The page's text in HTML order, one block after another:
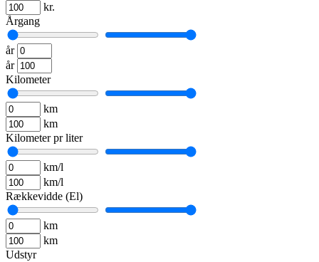
kr.
Årgang
år
år
Kilometer
km
km
Kilometer pr liter
km/l
km/l
Rækkevidde (El)
km
km
Udstyr